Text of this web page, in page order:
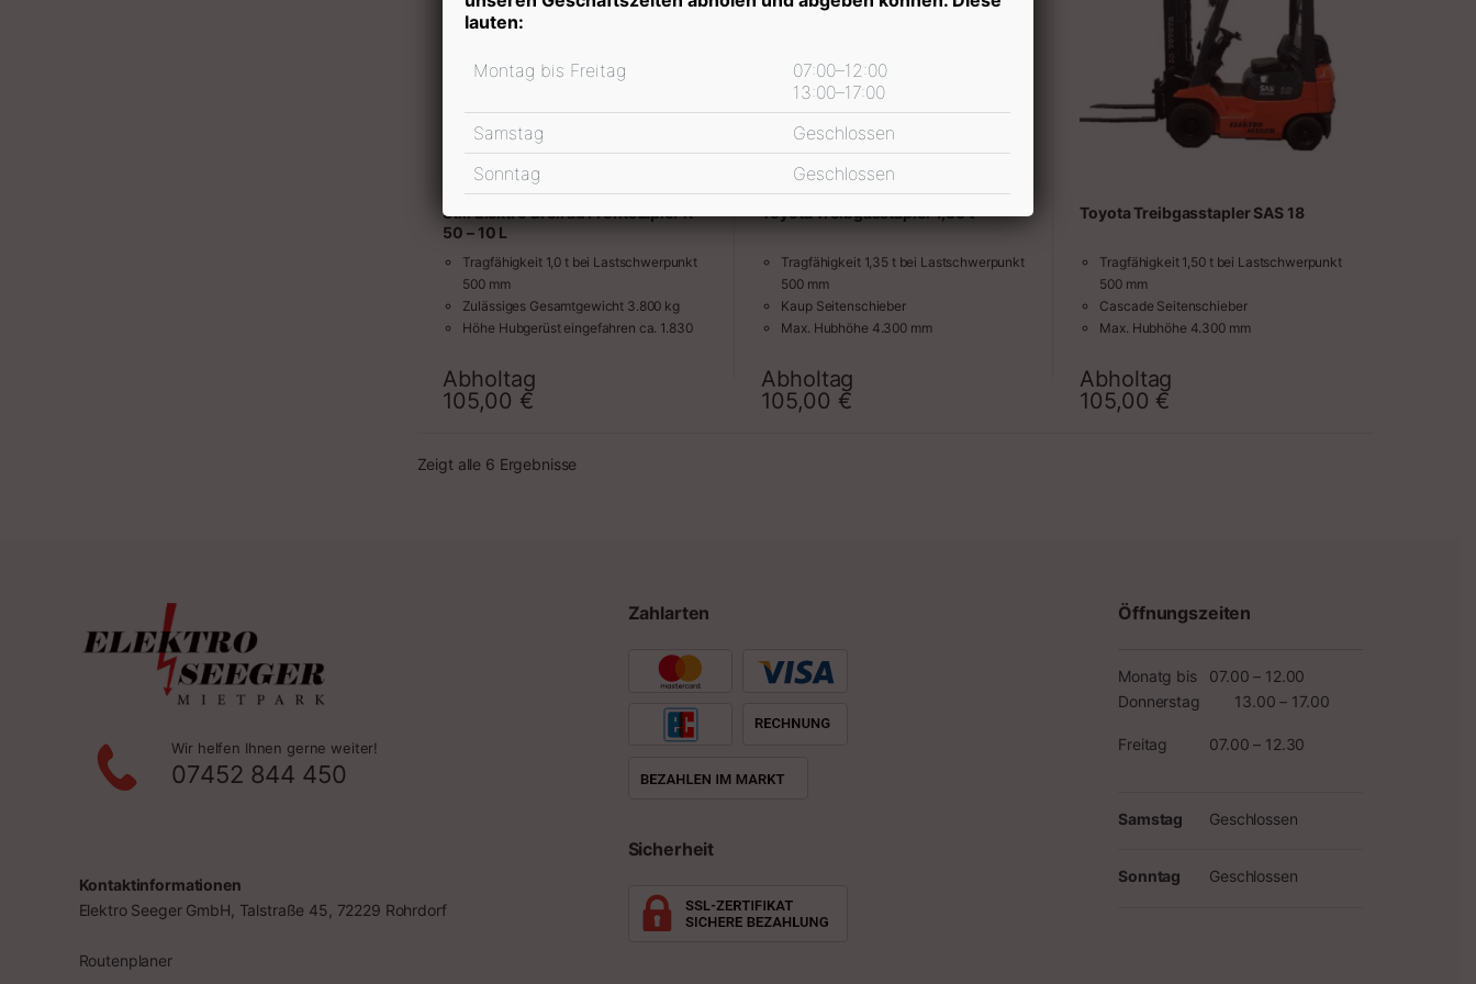
Still Elektro Dreirad Frontstapler R
50 – 10 L
Tragfähigkeit 1,0 t bei Lastschwerpunkt
500 mm
Zulässiges Gesamtgewicht 3.800 kg
Höhe Hubgerüst eingefahren ca. 1.830
Max. Hubhöhe ca. 2.740 mm
Höhe über Schutzdach ca. 1.950 mm
Gesamtlänge ca. 2.860 mm
Wenderadius ca. 1.410 mm
Abholtag
105,00 €
Toyota Treibgasstapler 1,35 t
Tragfähigkeit 1,35 t bei Lastschwerpunkt
500 mm
Kaup Seitenschieber
Max. Hubhöhe 4.300 mm
Gabelzinken Länge 1.200 mm
Eigengewicht ca. 3.110 kg
Abholtag
105,00 €
Toyota Treibgasstapler SAS 18
Tragfähigkeit 1,50 t bei Lastschwerpunkt
500 mm
Cascade Seitenschieber
Max. Hubhöhe 4.300 mm
Gabelzinken Länge 1.200 mm
Länge einschl. Gabelrücken 2.280 mm
Gesamtbreite 1.070 mm
Abholtag
105,00 €
Zeigt alle 6 Ergebnisse
Wir helfen Ihnen gerne weiter!
07452 844 450
Kontaktinformationen
Elektro Seeger GmbH, Talstraße 45, 72229 Rohrdorf
Routenplaner
Zahlarten
Sicherheit
Öffnungszeiten
Monatg bis
Donnerstag
Freitag
07.00 – 12.00
13.00 – 17.00
07.00 – 12.30
Samstag Geschlossen
Sonntag Geschlossen
lauten:
Montag bis Freitag
07:00–12:00
13:00–17:00
Samstag
Geschlossen
Sonntag
Geschlossen